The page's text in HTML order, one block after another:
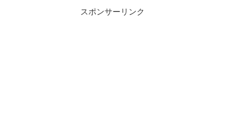
スポンサーリンク